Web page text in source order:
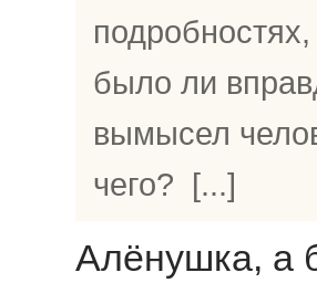
было ли
вымысел
чего? [...]
Алёнушка, а